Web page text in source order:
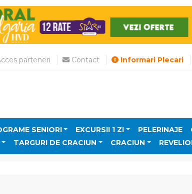
parteneri Contact Informari Plecari
SENIORI EXCURSII 1 ZI PELERINAJE
TARGURI DE CRACIUN CRACIUN